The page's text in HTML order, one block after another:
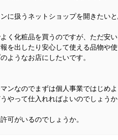
に扱うネットショップを開きたいと
く化粧品を買うのですが、ただ安い
を出したり安心して使える品物や
ようなお店にしたいです。
ンなのでまずは個人事業ではじめよ
やって仕入れればよいのでしょうか
可がいるのでしょうか。